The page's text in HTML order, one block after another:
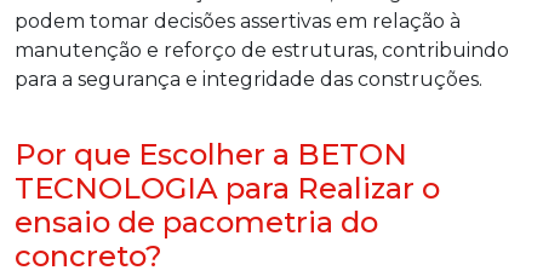
podem tomar decisões assertivas em relação à
manutenção e reforço de estruturas, contribuindo
para a segurança e integridade das construções.
Por que Escolher a BETON
TECNOLOGIA para Realizar o
ensaio de pacometria do
concreto?